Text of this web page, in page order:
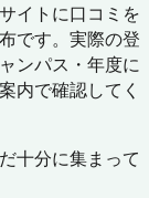
イトに口コミを
です。実際の登
ンパス・年度に
内で確認してく
十分に集まって